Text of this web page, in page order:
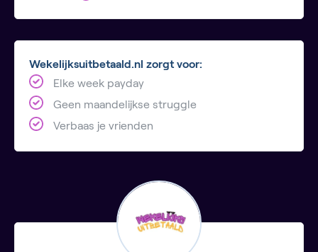
Wekelijksuitbetaald.nl zorgt voor:
Elke week payday
Geen maandelijkse struggle
Verbaas je vrienden